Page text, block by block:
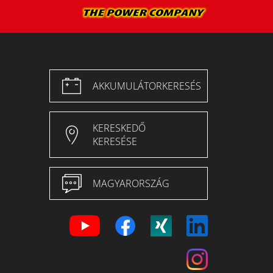
AKKUMULÁTORKERESÉS
KERESKEDŐ
KERESÉSE
MAGYARORSZÁG